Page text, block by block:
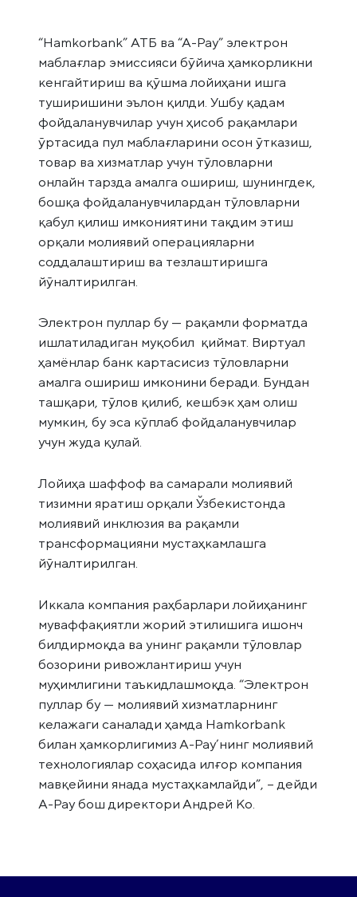
“Hamkorbank” АТБ ва “А-Pay” электрон
маблағлар эмиссияси бўйича ҳамкорликни
кенгайтириш ва қўшма лойиҳани ишга
туширишини эълон қилди. Ушбу қадам
фойдаланувчилар учун ҳисоб рақамлари
ўртасида пул маблағларини осон ўтказиш,
товар ва хизматлар учун тўловларни
онлайн тарзда амалга ошириш, шунингдек,
бошқа фойдаланувчилардан тўловларни
қабул қилиш имкониятини тақдим этиш
орқали молиявий операцияларни
соддалаштириш ва тезлаштиришга
йўналтирилган.
Электрон пуллар бу — рақамли форматда
ишлатиладиган муқобил қиймат. Виртуал
ҳамёнлар банк картасисиз тўловларни
амалга ошириш имконини беради. Бундан
ташқари, тўлов қилиб, кешбэк ҳам олиш
мумкин, бу эса кўплаб фойдаланувчилар
учун жуда қулай.
Лойиҳа шаффоф ва самарали молиявий
тизимни яратиш орқали Ўзбекистонда
молиявий инклюзия ва рақамли
трансформацияни мустаҳкамлашга
йўналтирилган.
Иккала компания раҳбарлари лойиҳанинг
муваффақиятли жорий этилишига ишонч
билдирмоқда ва унинг рақамли тўловлар
бозорини ривожлантириш учун
муҳимлигини таъкидлашмоқда. “Электрон
пуллар бу — молиявий хизматларнинг
келажаги саналади ҳамда Hamkorbank
билан ҳамкорлигимиз А-Pay’нинг молиявий
технологиялар соҳасида илғор компания
мавқейини янада мустаҳкамлайди”, – дейди
А-Pay бош директори Андрей Ко.